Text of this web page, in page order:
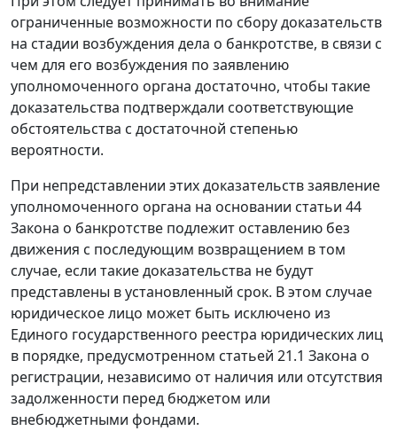
ограниченные возможности по сбору доказательств
на стадии возбуждения дела о банкротстве, в связи с
чем для его возбуждения по заявлению
уполномоченного органа достаточно, чтобы такие
доказательства подтверждали соответствующие
обстоятельства с достаточной степенью
вероятности.
При непредставлении этих доказательств заявление
уполномоченного органа на основании статьи 44
Закона о банкротстве подлежит оставлению без
движения с последующим возвращением в том
случае, если такие доказательства не будут
представлены в установленный срок. В этом случае
юридическое лицо может быть исключено из
Единого государственного реестра юридических лиц
в порядке, предусмотренном статьей 21.1 Закона о
регистрации, независимо от наличия или отсутствия
задолженности перед бюджетом или
внебюджетными фондами.